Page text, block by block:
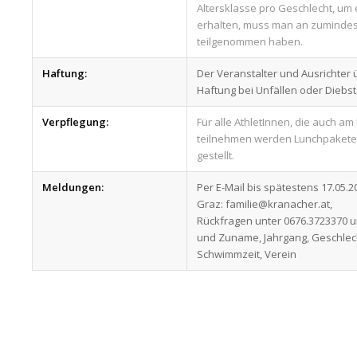
Altersklasse pro Geschlecht, um
erhalten, muss man an
teilgenommen haben.
Haftung:
Der Veranstalter und Ausrichter
Haftung bei Unfällen oder
Verpflegung:
Für alle AthletInnen, die auch
teilnehmen werden
gestellt.
Meldungen:
Per E-Mail bis spätestens
Graz: familie@kranacher.at,
Rückfragen unter 0676.3723370
und Zuname, Jahrgang,
Schwimmzeit, Verein